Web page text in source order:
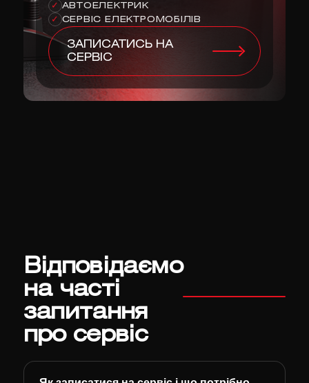
✓ АВТОЕЛЕКТРИК
✓ СЕРВІС ЕЛЕКТРОМОБІЛІВ
ЗАПИСАТИСЬ НА
СЕРВІС
Відповідаємо
на часті
запитання
про сервіс